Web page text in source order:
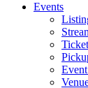
Events